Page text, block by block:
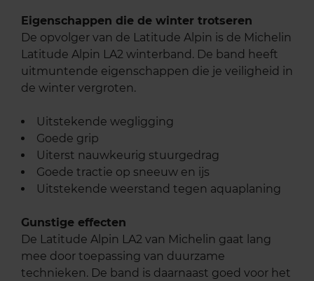
Eigenschappen die de winter trotseren
De opvolger van de Latitude Alpin is de Michelin
Latitude Alpin LA2 winterband. De band heeft
uitmuntende eigenschappen die je veiligheid in
de winter vergroten.
Uitstekende wegligging
Goede grip
Uiterst nauwkeurig stuurgedrag
Goede tractie op sneeuw en ijs
Uitstekende weerstand tegen aquaplaning
Gunstige effecten
De Latitude Alpin LA2 van Michelin gaat lang
mee door toepassing van duurzame
technieken. De band is daarnaast goed voor het